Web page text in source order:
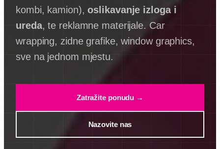
kombi, kamion),oslikavanje izloga i
ureda, te reklamne materijale. Car
wrapping, zidne grafike, window graphics,
sve na jednom mjestu.
Zatražite ponudu →
Nazovite nas